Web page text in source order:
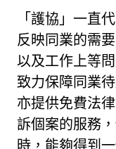
「護協」一直
反映同業的需
以及工作上等
致力保障同業
亦提供免費法
訴個案的服務
時，能夠得到